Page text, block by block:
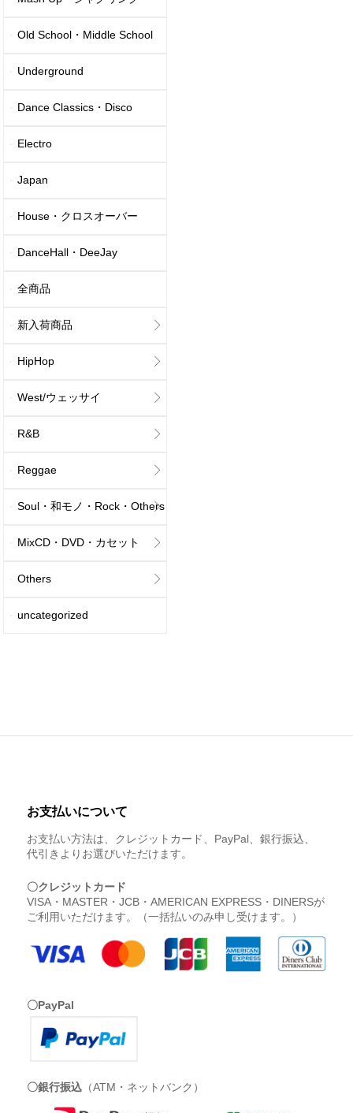
Old School・Middle School
Underground
Dance Classics・Disco
Electro
Japan
House・クロスオーバー
DanceHall・DeeJay
全商品
新入荷商品
HipHop
West/ウェッサイ
R&B
Reggae
Soul・和モノ・Rock・Others
MixCD・DVD・カセット
Others
uncategorized
お支払いについて
お支払い方法は、クレジットカード、PayPal、銀行振込、
代引きよりお選びいただけます。
〇クレジットカード
VISA・MASTER・JCB・AMERICAN EXPRESS・DINERSが
ご利用いただけます。（一括払いのみ申し受けます。）
〇PayPal
〇銀行振込 （ATM・ネットバンク）